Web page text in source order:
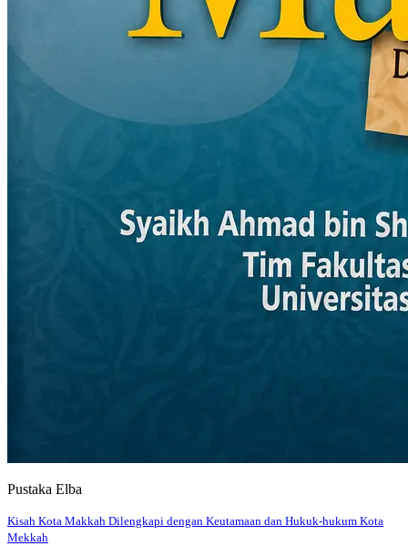
Pustaka Elba
Kisah Kota Makkah Dilengkapi dengan Keutamaan dan Hukuk-hukum Kota
Mekkah